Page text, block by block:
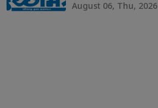
August 06, Thu, 2026